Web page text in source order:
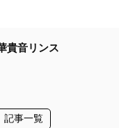
貴音リンス
記事一覧